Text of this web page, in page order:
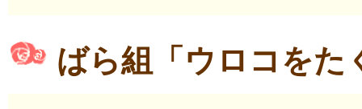
ばら組「ウロコをた